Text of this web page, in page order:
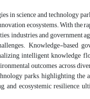
in science and technology
ecosystems. With the
industries, and government
Knowledge-based
intelligent knowledge
outcomes across
parks, highlighting
and ecosystemic